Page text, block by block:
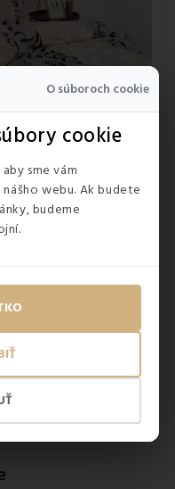
O súboroch cookie
cookie
sme vám
webu. Ak budete
budeme
ale aj na výrobu
posteľného
ktoré sa
%. Tak ako v minulosti,
a preto je naše
kvalitnej, hustou